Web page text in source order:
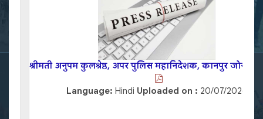
श्रीमती अनुपम कुलश्रेष्ठ, अपर पुलिस महानिदेशक, कानपुर जोन
Language: Hindi Uploaded on : 20/07/2026